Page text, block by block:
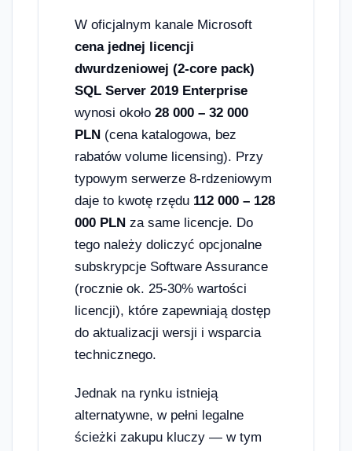
W oficjalnym kanale Microsoft
cena jednej licencji
dwurdzeniowej (2-core pack)
SQL Server 2019 Enterprise
wynosi około 28 000 – 32 000
PLN (cena katalogowa, bez
rabatów volume licensing). Przy
typowym serwerze 8-rdzeniowym
daje to kwotę rzędu 112 000 – 128
000 PLN za same licencje. Do
tego należy doliczyć opcjonalne
subskrypcje Software Assurance
(rocznie ok. 25-30% wartości
licencji), które zapewniają dostęp
do aktualizacji wersji i wsparcia
technicznego.
Jednak na rynku istnieją
alternatywne, w pełni legalne
ścieżki zakupu kluczy — w tym